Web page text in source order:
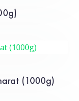
(1000g)